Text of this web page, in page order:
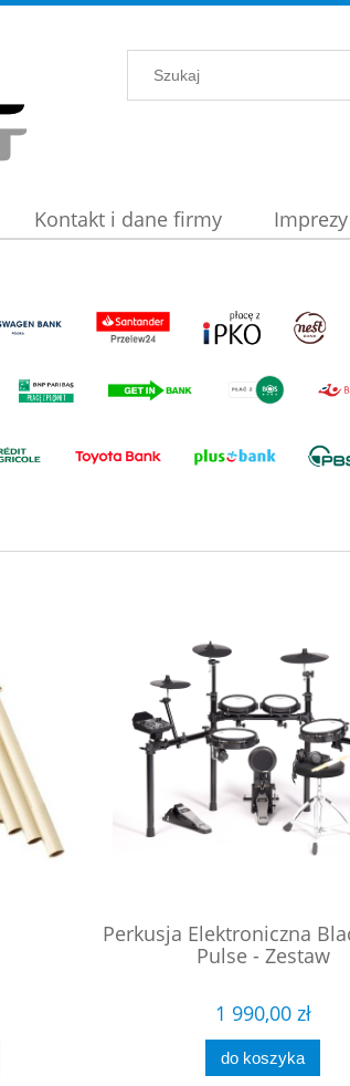
Kontakt i dane firmy Imprezy
Perkusja Elektroniczna
Pulse - Zestaw
1 990,00 zł
do koszyka